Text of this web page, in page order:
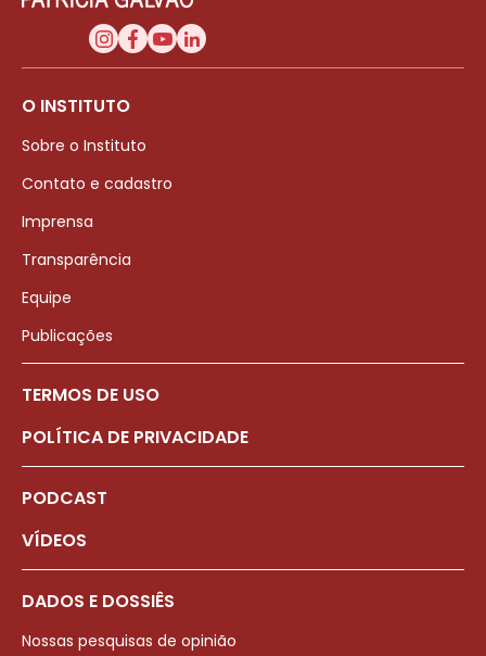
O INSTITUTO
Sobre o Instituto
Contato e cadastro
Imprensa
Transparência
Equipe
Publicações
TERMOS DE USO
POLÍTICA DE PRIVACIDADE
PODCAST
VÍDEOS
DADOS E DOSSIÊS
Nossas pesquisas de opinião